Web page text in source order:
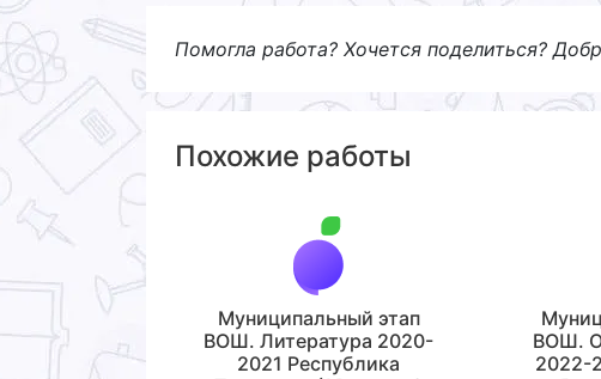
Помогла работа? Хочется поделиться?
Похожие работы
Муниципальный этап
ВОШ. Литература 2020-
2021 Республика
ВОШ.
2022-